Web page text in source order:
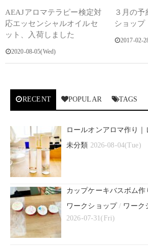
AEAJアロマテラピー検定対
応エッセンシャルオイルセ
ット、入荷しました
2020-08-05(Wed)
３月の予
ショップ
2017-02-
RECENT POPULAR TAGS
ロールオンアロマ作り｜
未分類 2026-08-04(Tue)
カップケーキバスボム作
ワークショップ/ ワーク
2026-07-31(Fri)